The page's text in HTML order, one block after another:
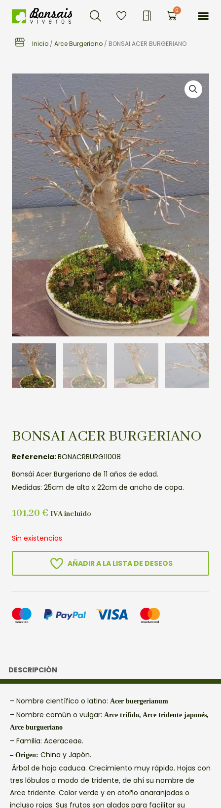
Buscar 0Carrito
Inicio / Arce Burgeriano / BONSAI ACER BURGERIANO
BONSAI ACER BURGERIANO
Referencia:BONACRBURG11008
Bonsái Acer Burgeriano de 11 años de edad.
Medidas: 25cm de alto x 22cm de ancho de copa.
101,20 € IVA incluído
Sin existencias
AÑADIR A LA LISTA DE DESEOS
DESCRIPCIÓN
– Nombre científico o latino: Acer buergerianum
– Nombre común o vulgar: Arce trífido, Arce tridente japonés,
Arce burgueriano
– Familia: Aceraceae.
– Origen: China y Japón.
Árbol de hoja caduca. Crecimiento muy rápido. Hojas con
tres lóbulos a modo de tridente, de ahí su nombre de
Arce tridente. Color verde y en otoño anaranjadas o
incluso rojas. Sus frutos son alados para facilitar su